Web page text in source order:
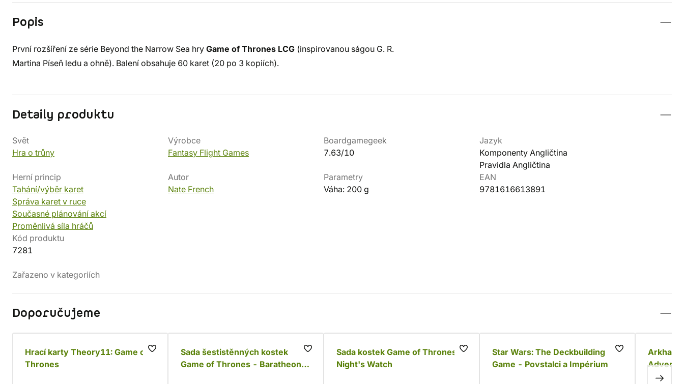
Popis
První rozšíření ze série Beyond the Narrow Sea hry Game of Thrones LCG (inspirovanou ságou G. R.
Martina Píseň ledu a ohně). Balení obsahuje 60 karet (20 po 3 kopiích).
Detaily produktu
Svět
Hra o trůny
Výrobce
Fantasy Flight Games
Boardgamegeek
7.63/10
Jazyk
Komponenty Angličtina
Pravidla Angličtina
Herní princip
Tahání/výběr karet
Správa karet v ruce
Současné plánování akcí
Proměnlivá síla hráčů
Autor
Nate French
Parametry
Váha: 200 g
EAN
9781616613891
Kód produktu
7281
Zařazeno v kategoriích
Doporučujeme
Hrací karty Theory11: Game of
Thrones
Sada šestistěnných kostek
Game of Thrones - Baratheon
Sada kostek Game of Thrones -
Night's Watch
Star Wars: The Deckbuilding
Game - Povstalci a Impérium
Arkham